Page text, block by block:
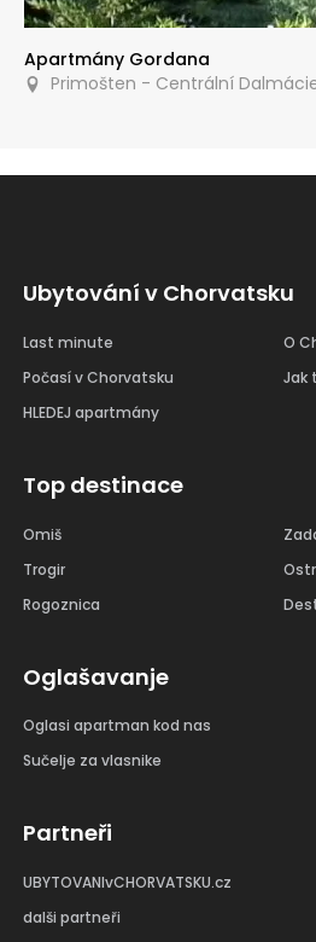
Apartmány Gordana
Primošten - Centrální
Ubytování v Chorvatsku
Last minute
Počasí v Chorvatsku
HLEDEJ apartmány
O
Jak
Top destinace
Omiš
Trogir
Rogoznica
Oglašavanje
Oglasi apartman kod nas
Sučelje za vlasnike
Partneři
UBYTOVANIvCHORVATSKU.cz
dalši partneři